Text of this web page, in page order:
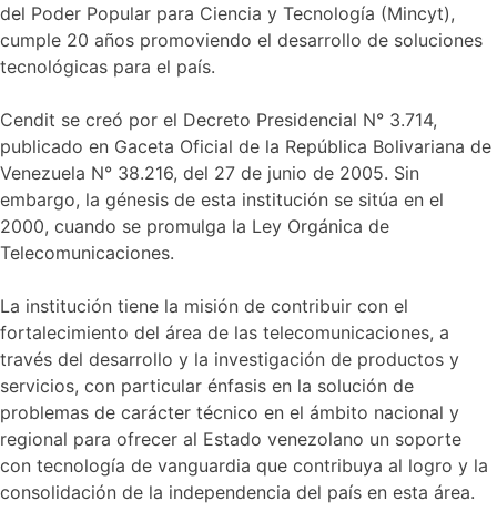
del Poder Popular para Ciencia y Tecnología (Mincyt),
cumple 20 años promoviendo el desarrollo de soluciones
tecnológicas para el país.
Cendit se creó por el Decreto Presidencial N° 3.714,
publicado en Gaceta Oficial de la República Bolivariana de
Venezuela N° 38.216, del 27 de junio de 2005. Sin
embargo, la génesis de esta institución se sitúa en el
2000, cuando se promulga la Ley Orgánica de
Telecomunicaciones.
La institución tiene la misión de contribuir con el
fortalecimiento del área de las telecomunicaciones, a
través del desarrollo y la investigación de productos y
servicios, con particular énfasis en la solución de
problemas de carácter técnico en el ámbito nacional y
regional para ofrecer al Estado venezolano un soporte
con tecnología de vanguardia que contribuya al logro y la
consolidación de la independencia del país en esta área.